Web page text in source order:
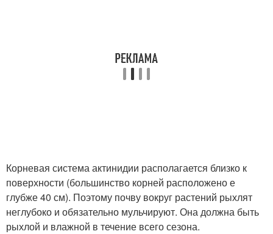
Корневая система актинидии располагается близко к
поверхности (большинство корней расположено е
глубже 40 см). Поэтому почву вокруг растений рыхлят
неглубоко и обязательно мульчируют. Она должна быть
рыхлой и влажной в течение всего сезона.